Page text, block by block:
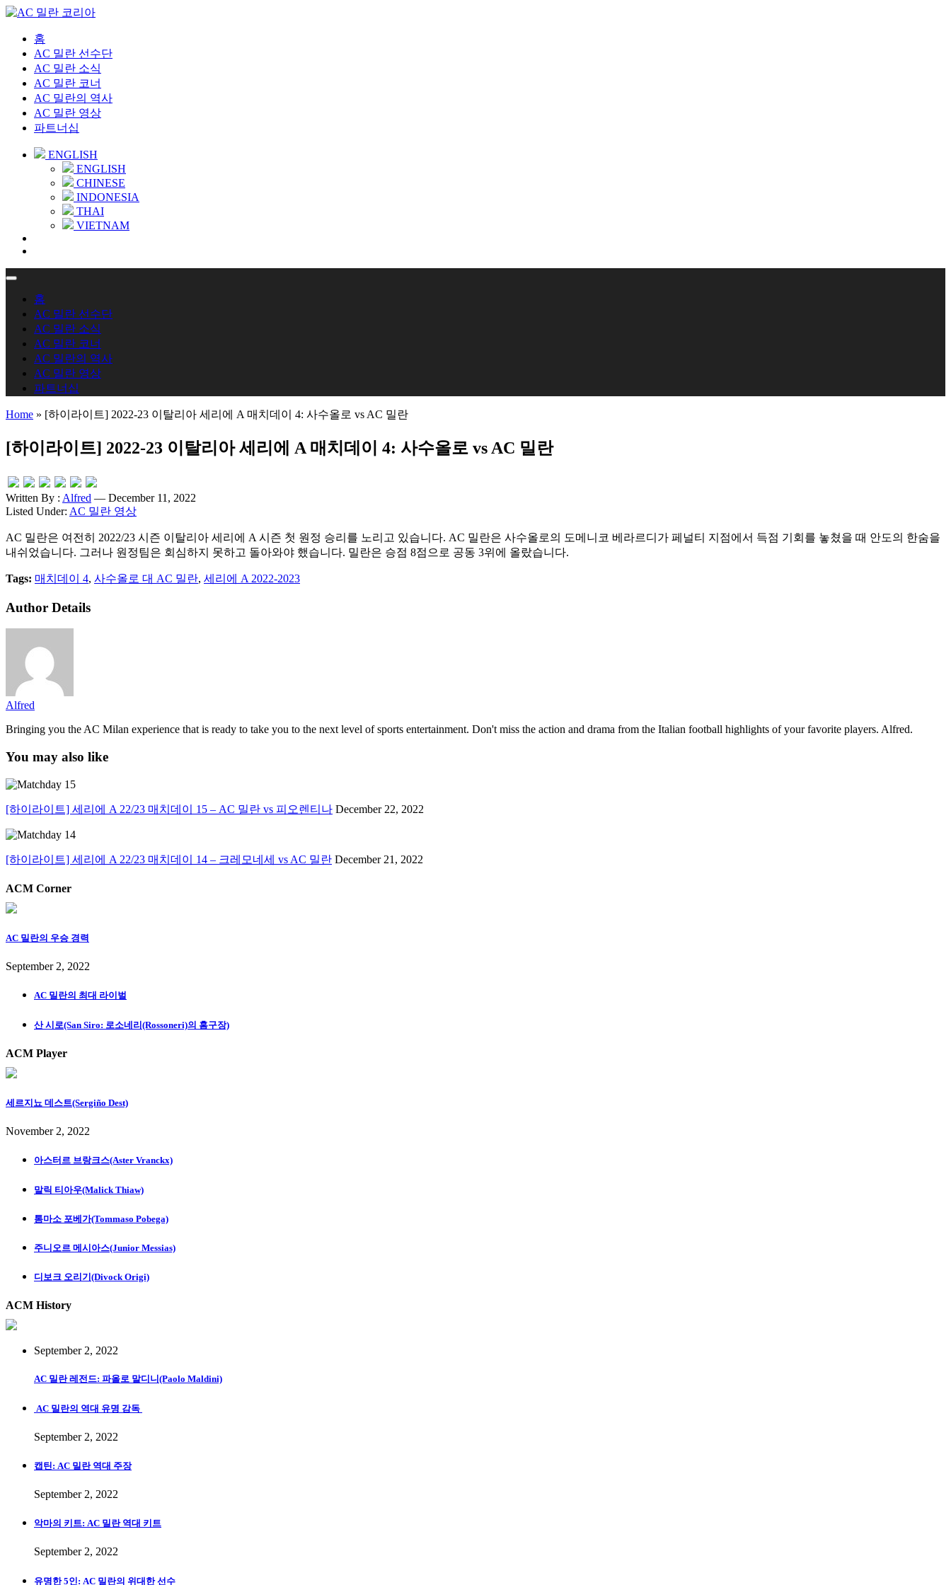
홈
AC 밀란 선수단
AC 밀란 소식
AC 밀란 코너
AC 밀란의 역사
AC 밀란 영상
파트너십
ENGLISH
ENGLISH
CHINESE
INDONESIA
THAI
VIETNAM
홈
AC 밀란 선수단
AC 밀란 소식
AC 밀란 코너
AC 밀란의 역사
AC 밀란 영상
파트너십
Home » [하이라이트] 2022-23 이탈리아 세리에 A 매치데이 4: 사수올로 vs AC 밀란
[하이라이트] 2022-23 이탈리아 세리에 A 매치데이 4: 사수올로 vs AC 밀란
Written By : Alfred — December 11, 2022
Listed Under: AC 밀란 영상
AC 밀란은 여전히 2022/23 시즌 이탈리아 세리에 A 시즌 첫 원정 승리를 노리고 있습니다. AC 밀란은 사수올로의 도메니코 베라르디가 페널티 지점에서 득점 기회를 놓쳤을 때 안도의 한숨을
내쉬었습니다. 그러나 원정팀은 회심하지 못하고 돌아와야 했습니다. 밀란은 승점 8점으로 공동 3위에 올랐습니다.
Tags: 매치데이 4, 사수올로 대 AC 밀란, 세리에 A 2022-2023
Author Details
Alfred
Bringing you the AC Milan experience that is ready to take you to the next level of sports entertainment. Don't miss the action and drama from the Italian football highlights of your favorite players. Alfred.
You may also like
[하이라이트] 세리에 A 22/23 매치데이 15 – AC 밀란 vs 피오렌티나 December 22, 2022
[하이라이트] 세리에 A 22/23 매치데이 14 – 크레모네세 vs AC 밀란 December 21, 2022
ACM Corner
AC 밀란의 우승 경력
September 2, 2022
AC 밀란의 최대 라이벌
산 시로(San Siro: 로소네리(Rossoneri)의 홈구장)
ACM Player
세르지뇨 데스트(Sergiño Dest)
November 2, 2022
아스터르 브랑크스(Aster Vranckx)
말릭 티아우(Malick Thiaw)
톰마소 포베가(Tommaso Pobega)
주니오르 메시아스(Junior Messias)
디보크 오리기(Divock Origi)
ACM History
September 2, 2022
AC 밀란 레전드: 파올로 말디니(Paolo Maldini)
AC 밀란의 역대 유명 감독
September 2, 2022
캡틴: AC 밀란 역대 주장
September 2, 2022
악마의 키트: AC 밀란 역대 키트
September 2, 2022
유명한 5인: AC 밀란의 위대한 선수